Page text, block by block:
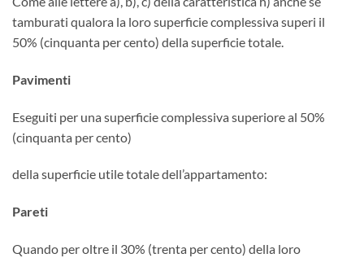
tamburati qualora la loro superficie complessiva superi il
50% (cinquanta per cento) della superficie totale.
Pavimenti
Eseguiti per una superficie complessiva superiore al 50%
(cinquanta per cento)
della superficie utile totale dell’appartamento:
Pareti
Quando per oltre il 30% (trenta per cento) della loro